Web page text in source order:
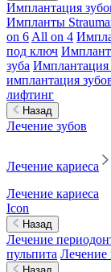
Имплантация
Импланты
on 6 All on 4
под ключ
зуба Имплантация
имплантация
лифтинг
Назад
Лечение зубов
Лечение кариеса
Лечение кариеса
Icon
Назад
Лечение
пульпита Лечение